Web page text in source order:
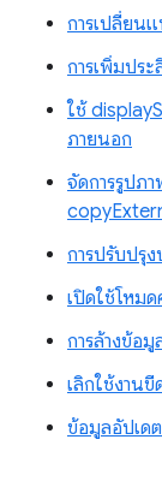
การเปลี่ยน
การเพิ่มปร
ใช้
ภายนอก
จัดการรูปภ
การปรับปรุ
เปิดใช้โหม
การล้างข้อ
เลิกใช้งาน
ข้อมูลอัปเด